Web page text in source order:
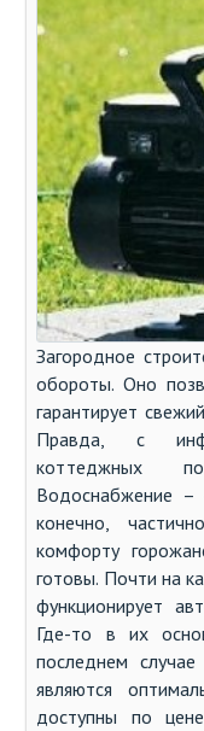
Загородное
обороты. Оно
гарантирует
Правда, с
коттеджных
Водоснабжение –
конечно,
комфорту
готовы. Почти на
функционирует
Где-то в их
последнем
являются
доступны по